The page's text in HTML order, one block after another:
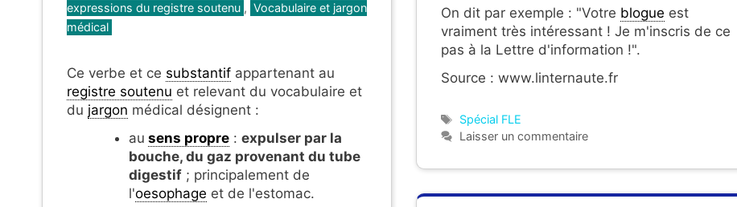
On dit par exemple : "Votre blogue est
vraiment très intéressant ! Je m'inscris de ce
pas à la Lettre d'information !".
Source : www.linternaute.fr
Étiquettes
Spécial FLE
Laisser un commentaire
expressions du registre soutenu , Vocabulaire et jargon
médical
Ce verbe et ce substantif appartenant au
registre soutenu et relevant du vocabulaire et
du jargon médical désignent :
au sens propre: expulser par la
bouche, du gaz provenant du tube
digestif; principalement de
l'oesophage et de l'estomac.